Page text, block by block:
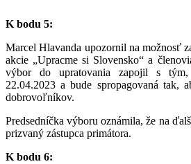
K bodu 5:
Marcel Hlavanda upozornil na možnosť
akcie „Upracme si Slovensko“ a
výbor do upratovania zapojil s
22.04.2023 a bude spropagovaná tak,
dobrovoľníkov.
Predsedníčka výboru oznámila, že na
prizvaný zástupca primátora.
K bodu 6: